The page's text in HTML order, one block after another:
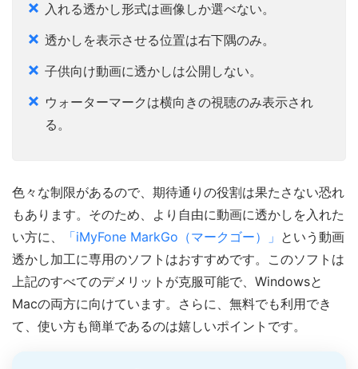
入れる透かし形式は画像しか選べない。
透かしを表示させる位置は右下隅のみ。
子供向け動画に透かしは公開しない。
ウォーターマークは横向きの視聴のみ表示され
る。
色々な制限があるので、期待通りの役割は果たさない恐れ
もあります。そのため、より自由に動画に透かしを入れた
い方に、
「iMyFone MarkGo（マークゴー）」 という動画
透かし加工に専用のソフトはおすすめです。このソフトは
上記のすべてのデメリットが克服可能で、Windowsと
Macの両方に向けています。さらに、無料でも利用でき
て、使い方も簡単であるのは嬉しいポイントです。